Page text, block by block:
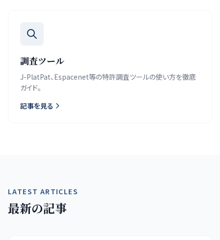
調査ツール
J-PlatPat、Espacenet等の特許調査ツールの使い方を徹底
ガイド。
記事を見る
LATEST ARTICLES
最新の記事